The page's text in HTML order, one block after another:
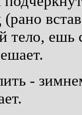
(рано
тело, ешь
-